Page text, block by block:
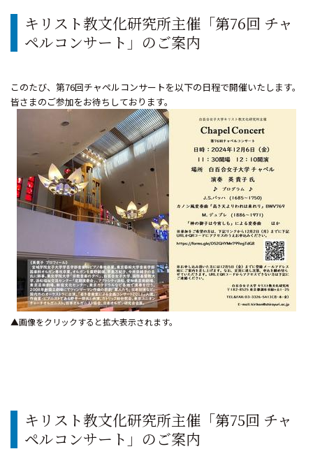
キリスト教文化研究所主催「第76回 チャ
ペルコンサート」のご案内
このたび、第76回チャペルコンサートを以下の日程で開催いたします。
皆さまのご参加をお待ちしております。
▲画像をクリックすると拡大表示されます。
キリスト教文化研究所主催「第75回 チャ
ペルコンサート」のご案内